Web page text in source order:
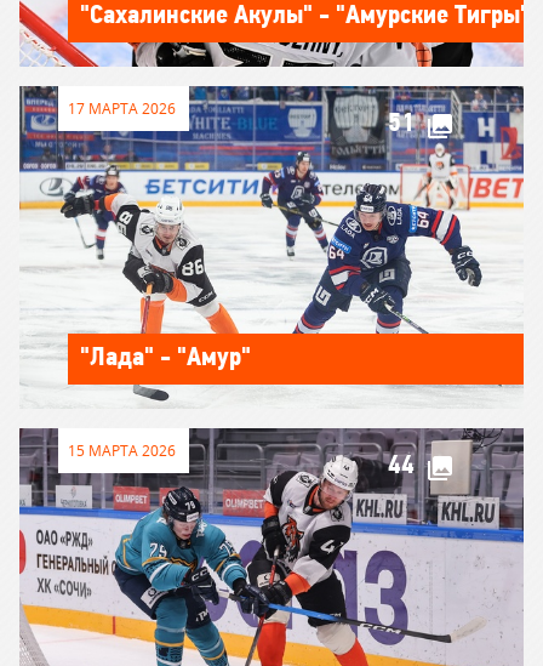
"Сахалинские Акулы" - "Амурские Тигры"
"Лада" - "Амур"
17 МАРТА 2026
51
15 МАРТА 2026
44